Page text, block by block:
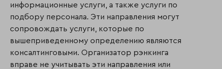
информационные услуги, а также услуги по
подбору персонала. Эти направления могут
сопровождать услуги, которые по
вышеприведенному определению являются
консалтинговыми. Организатор рэнкинга
вправе не учитывать эти направления или